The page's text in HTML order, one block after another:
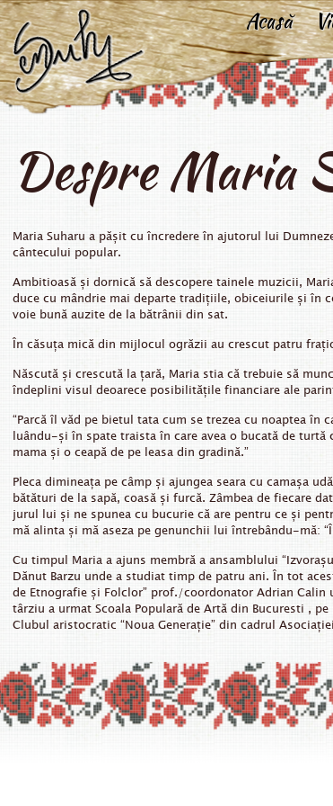
Acasă
Despre Maria
Maria Suharu a pășit cu încredere în ajutorul lui
cântecului popular.
Ambitioasă și dornică să descopere tainele muzicii,
duce cu mândrie mai departe tradițiile, obiceiurile și în
voie bună auzite de la bătrânii din sat.
În căsuța mică din mijlocul ogrăzii au crescut patru
Născută și crescută la țară, Maria stia că trebuie să
îndeplini visul deoarece posibilitățile financiare ale
“Parcă îl văd pe bietul tata cum se trezea cu noaptea în
luându-și în spate traista în care avea o bucată de turtă
mama și o ceapă de pe leasa din gradină.”
Pleca dimineața pe câmp și ajungea seara cu camașa
bătături de la sapă, coasă și furcă. Zâmbea de fiecare
jurul lui și ne spunea cu bucurie că are pentru ce și
mă alinta și mă aseza pe genunchii lui întrebându-mă:
Cu timpul Maria a ajuns membră a ansamblului
Dănut Barzu unde a studiat timp de patru ani. În tot
de Etnografie și Folclor” prof./coordonator Adrian Calin
târziu a urmat Scoala Populară de Artă din Bucuresti ,
Clubul aristocratic “Noua Generație” din cadrul